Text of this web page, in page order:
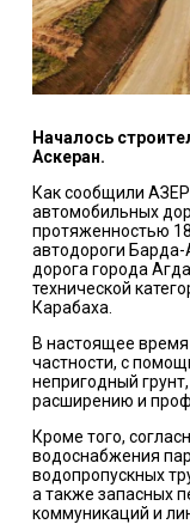
Началось
Аскеран.
Как сообщили
автомобильных
протяженностью
автодороги
дорога города
технической
Карабаха.
В настоящее
частности, с
непригодный
расширению и
Кроме того,
водоснабжения
водопропускных
а также запасных
коммуникаций и